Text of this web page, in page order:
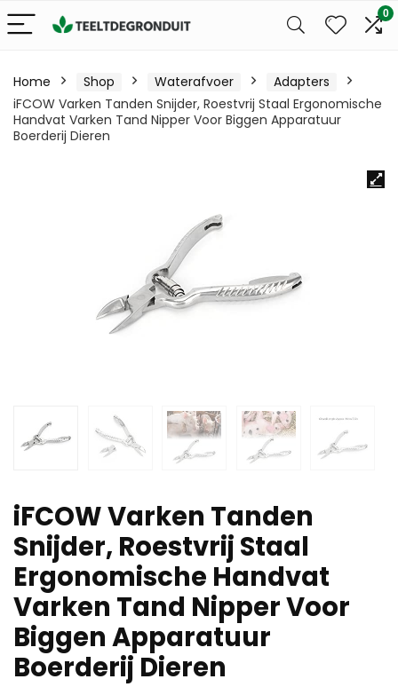
0
Home Shop Waterafvoer
Adapters
iFCOW Varken Tanden Snijder, Roestvrij Staal Ergonomische
Handvat Varken Tand Nipper Voor Biggen Apparatuur
Boerderij Dieren
iFCOW Varken Tanden
Snijder, Roestvrij Staal
Ergonomische Handvat
Varken Tand Nipper Voor
Biggen Apparatuur
Boerderij Dieren